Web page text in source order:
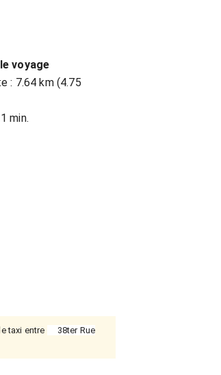
voyage
: 7.64 km (4.75
min.
taxi entre
38ter Rue